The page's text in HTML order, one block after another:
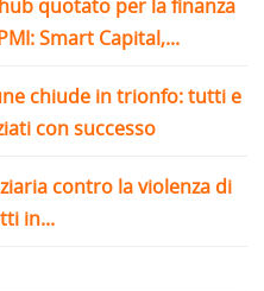
quotato per la finanza
Smart Capital,...
chiude in trionfo: tutti e
con successo
contro la violenza di
in...